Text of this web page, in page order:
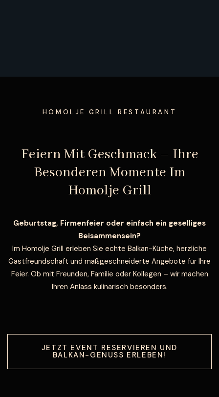
HOMOLJE GRILL RESTAURANT
Feiern Mit Geschmack – Ihre
Besonderen Momente Im
Homolje Grill
Geburtstag, Firmenfeier oder einfach ein geselliges
Beisammensein?
Im Homolje Grill erleben Sie echte Balkan-Küche, herzliche
Gastfreundschaft und maßgeschneiderte Angebote für Ihre
Feier. Ob mit Freunden, Familie oder Kollegen – wir machen
Ihren Anlass kulinarisch besonders.
JETZT EVENT RESERVIEREN UND
BALKAN-GENUSS ERLEBEN!